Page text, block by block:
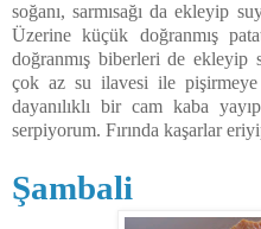
soğanı, sarmısağı da ekleyip
Üzerine küçük doğranmış
doğranmış biberleri de ekleyip
çok az su ilavesi ile pişirmeye
dayanılıklı bir cam kaba
serpiyorum. Fırında kaşarlar
Şambali